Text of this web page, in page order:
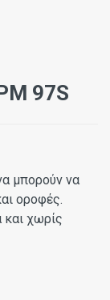
97S
μπορούν να
οροφές.
και χωρίς